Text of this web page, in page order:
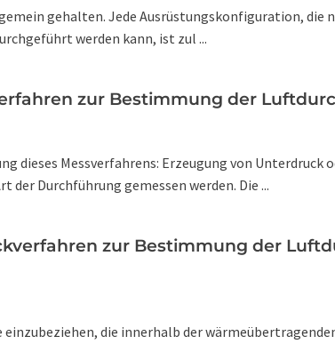
gehalten. Jede Ausrüstungskonfiguration,
werden kann, ist zul ...
zur Bestimmung der
dieses Messverfahrens: Erzeugung von Unterdruck
der Durchführung gemessen werden. Die ...
zur Bestimmung der
einzubeziehen, die innerhalb der